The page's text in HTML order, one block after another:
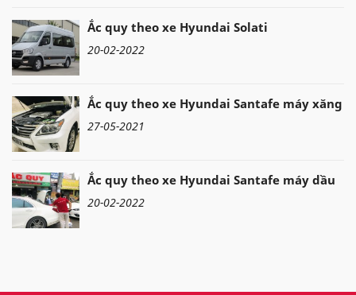
Ắc quy theo xe Hyundai Solati
20-02-2022
Ắc quy theo xe Hyundai Santafe máy xăng
27-05-2021
Ắc quy theo xe Hyundai Santafe máy dầu
20-02-2022